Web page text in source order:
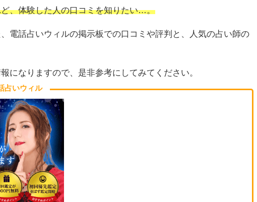
、体験した人の口コミを知りたい…。
電話占いウィルの掲示板での口コミや評判と、人気の占い師の
になりますので、是非参考にしてみてください。
占いウィル